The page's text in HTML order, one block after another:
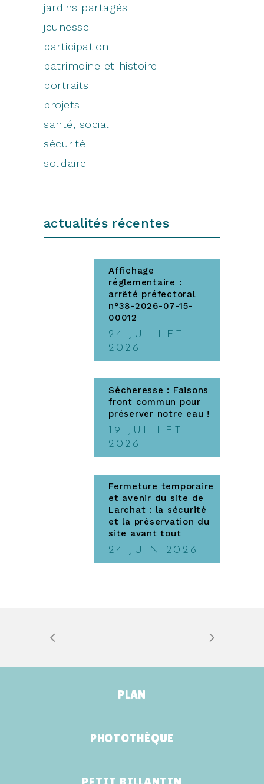
jardins partagés
jeunesse
participation
patrimoine et histoire
portraits
projets
santé, social
sécurité
solidaire
actualités récentes
Affichage
réglementaire :
arrêté préfectoral
n°38-2026-07-15-
00012
24 JUILLET
2026
Sécheresse : Faisons
front commun pour
préserver notre eau !
19 JUILLET
2026
Fermeture temporaire
et avenir du site de
Larchat : la sécurité
et la préservation du
site avant tout
24 JUIN 2026
PLAN
PHOTOTHÈQUE